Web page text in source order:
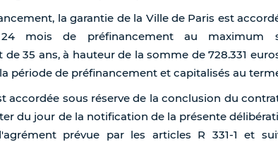
la garantie de la Ville de Paris est
mois de préfinancement au maximum
35 ans, à hauteur de la somme de 728.331
période de préfinancement et capitalisés au
accordée sous réserve de la conclusion du
du jour de la notification de la présente
prévue par les articles R 331-1 et